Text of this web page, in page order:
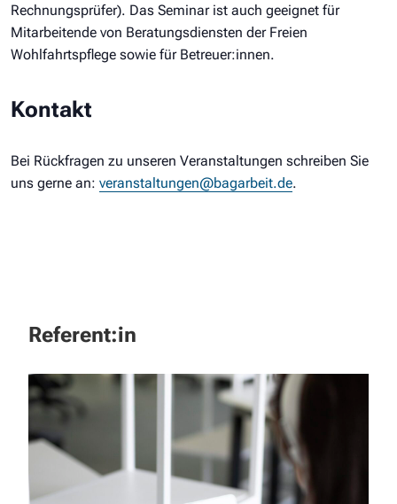
Rechnungsprüfer). Das Seminar ist auch geeignet für
Mitarbeitende von Beratungsdiensten der Freien
Wohlfahrtspflege sowie für Betreuer:innen.
Kontakt
Bei Rückfragen zu unseren Veranstaltungen schreiben Sie
uns gerne an: veranstaltungen@bagarbeit.de.
Referent:in